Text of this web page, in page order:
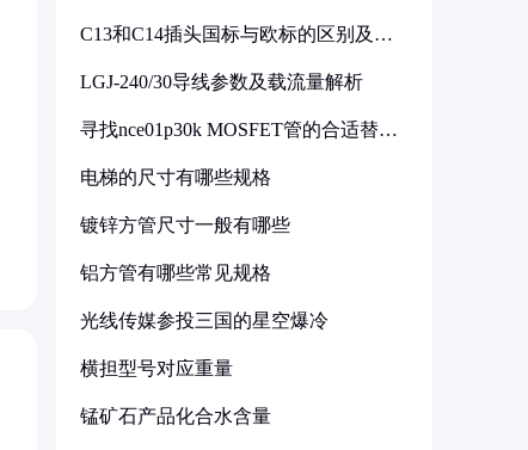
C13和C14插头国标与欧标的区别及其
LGJ-240/30导线参数及载流量解析
寻找nce01p30k MOSFET管的合适替代
电梯的尺寸有哪些规格
镀锌方管尺寸一般有哪些
铝方管有哪些常见规格
光线传媒参投三国的星空爆冷
横担型号对应重量
锰矿石产品化合水含量